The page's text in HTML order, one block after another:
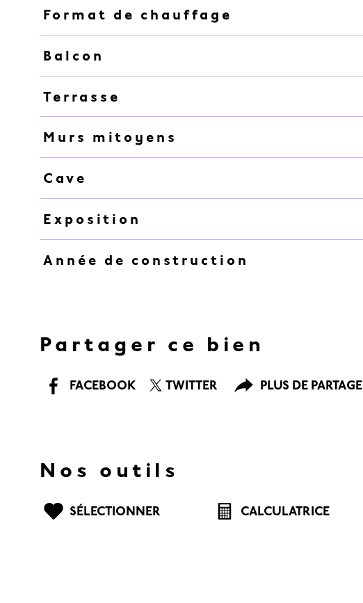
Format de chauffage
Balcon
Terrasse
Murs mitoyens
Cave
Exposition
Année de construction
Partager ce bien
FACEBOOK TWITTER PLUS DE PARTAGE
Nos outils
SÉLECTIONNER CALCULATRICE